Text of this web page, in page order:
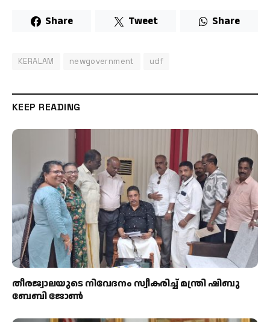
Share Tweet Share
KERALAM newgovernment udf
KEEP READING
തീരജ്വാലയുടെ നിവേദനം സ്വീകരിച്ച് മന്ത്രി ഷിബു
ബേബി ജോൺ